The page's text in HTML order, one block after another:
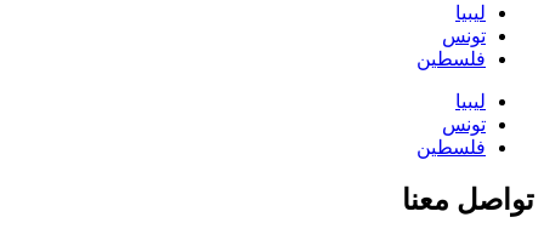
ليبيا
تونس
فلسطين
ليبيا
تونس
فلسطين
تواصل معنا